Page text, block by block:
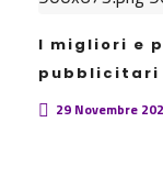
I migliori e
pubblicitari
29 Novembre